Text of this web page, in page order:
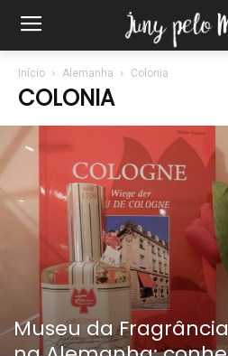
Início Alemanha Colonia
COLONIA
Museu da